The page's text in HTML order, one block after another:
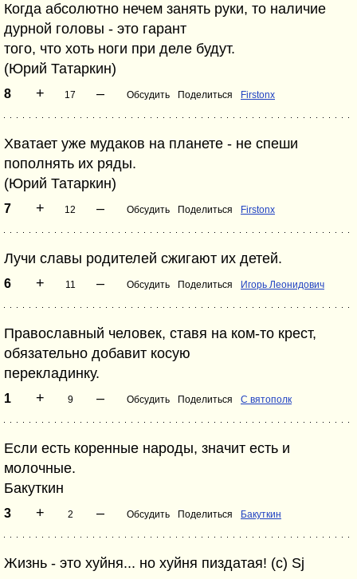
Когда абсолютно нечем занять руки, то наличие
дурной головы - это гарант
того, что хоть ноги при деле будут.
(Юрий Татаркин)
8 + 17 – Обсудить Поделиться Firstonx
Хватает уже мудаков на планете - не спеши
пополнять их ряды.
(Юрий Татаркин)
7 + 12 – Обсудить Поделиться Firstonx
Лучи славы родителей сжигают их детей.
6 + 11 – Обсудить Поделиться Игорь Леонидович
Православный человек, ставя на ком-то крест,
обязательно добавит косую
перекладинку.
1 + 9 – Обсудить Поделиться С вятополк
Если есть коренные народы, значит есть и
молочные.
Бакуткин
3 + 2 – Обсудить Поделиться Бакуткин
Жизнь - это хуйня... но хуйня пиздатая! (c) Sj